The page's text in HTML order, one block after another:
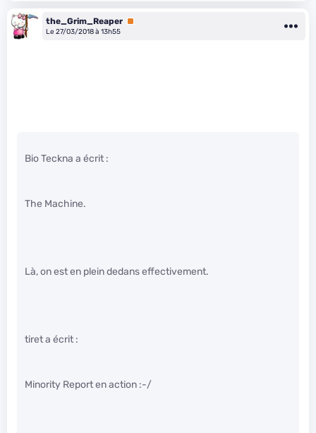
the_Grim_Reaper Premium
Le 27/03/2018 à 13h55
Bio Teckna a écrit :
The Machine.
Là, on est en plein dedans effectivement.
tiret a écrit :
Minority Report en action :-/